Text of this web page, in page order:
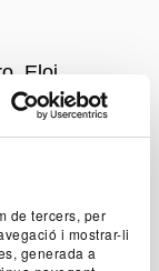
de tercers, per
i mostrar-li
generada a
Eloi